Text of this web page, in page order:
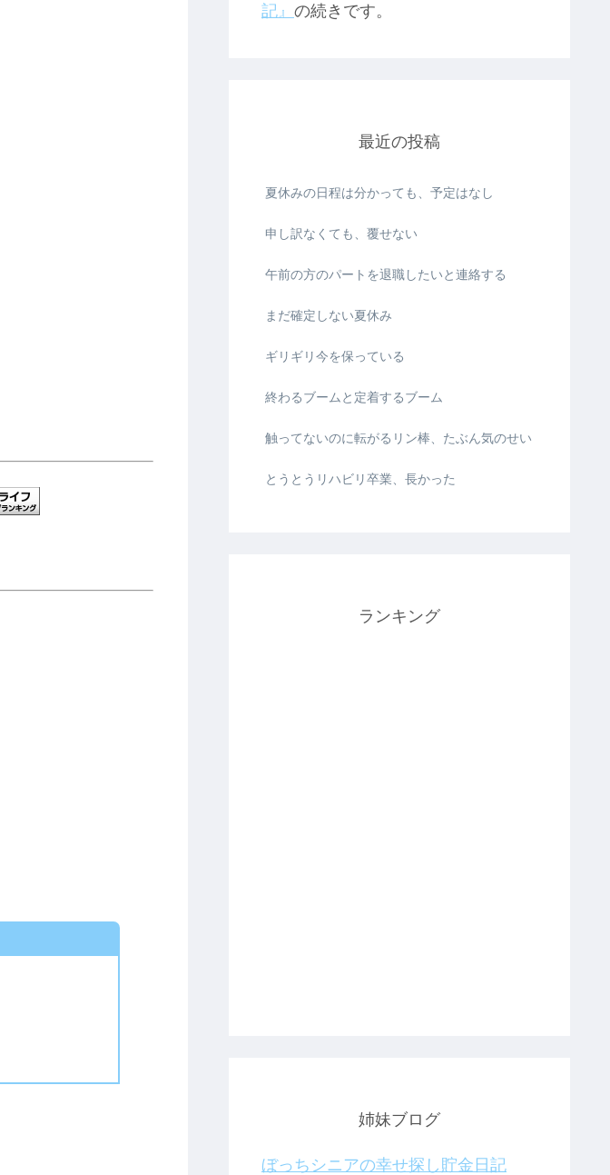
記』 の続きです。
最近の投稿
夏休みの日程は分かっても、予定はなし
申し訳なくても、覆せない
午前の方のパートを退職したいと連絡する
まだ確定しない夏休み
ギリギリ今を保っている
終わるブームと定着するブーム
触ってないのに転がるリン棒、たぶん気のせい
とうとうリハビリ卒業、長かった
ランキング
姉妹ブログ
ぼっちシニアの幸せ探し貯金日記